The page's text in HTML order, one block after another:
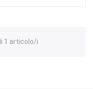
1 articolo/i